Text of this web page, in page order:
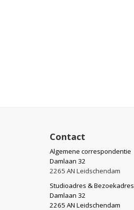
Contact
Algemene correspondentie
Damlaan 32
2265 AN Leidschendam
Studioadres & Bezoekadres
Damlaan 32
2265 AN Leidschendam